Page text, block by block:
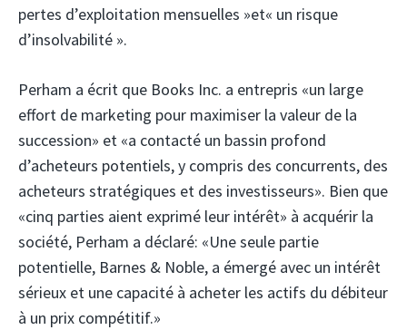
pertes d’exploitation mensuelles »et« un risque
d’insolvabilité ».
Perham a écrit que Books Inc. a entrepris «un large
effort de marketing pour maximiser la valeur de la
succession» et «a contacté un bassin profond
d’acheteurs potentiels, y compris des concurrents, des
acheteurs stratégiques et des investisseurs». Bien que
«cinq parties aient exprimé leur intérêt» à acquérir la
société, Perham a déclaré: «Une seule partie
potentielle, Barnes & Noble, a émergé avec un intérêt
sérieux et une capacité à acheter les actifs du débiteur
à un prix compétitif.»